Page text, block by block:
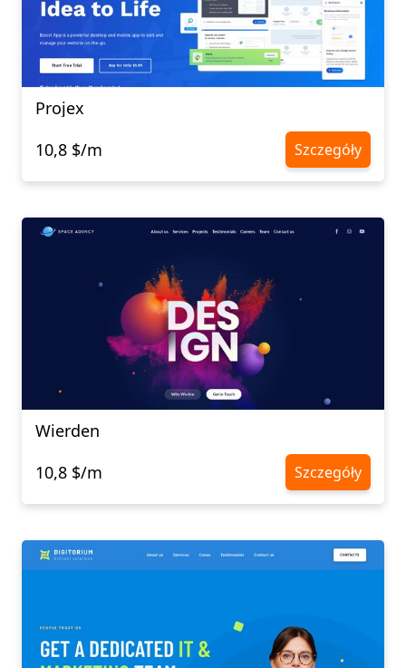
Projex
10,8 $/m
Szczegóły
Wierden
10,8 $/m
Szczegóły